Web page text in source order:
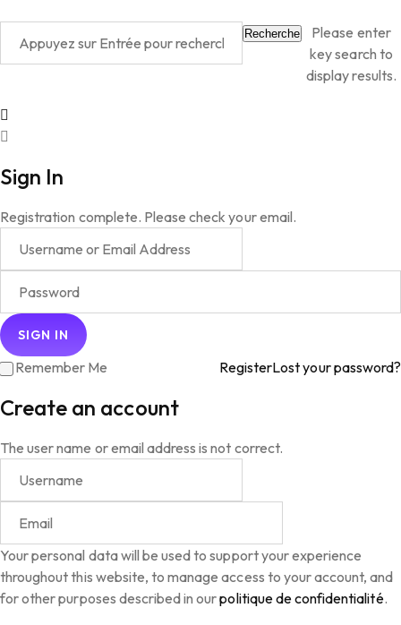
Recherche
Please enter
key search to
display results.
Sign In
Registration complete. Please check your email.
Remember Me RegisterLost your password?
Create an account
The user name or email address is not correct.
Your personal data will be used to support your experience
throughout this website, to manage access to your account, and
for other purposes described in ourpolitique de confidentialité.